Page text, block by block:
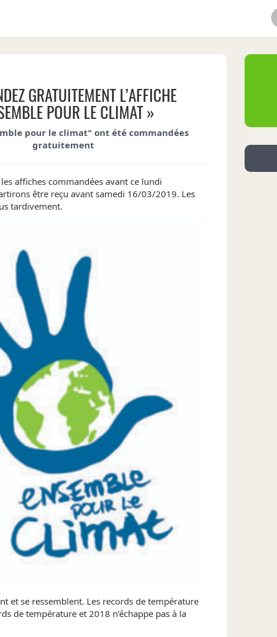
GRATUITEMENT L’AFFICHE
POUR LE CLIMAT »
pour le climat" ont été commandées
gratuitement
affiches commandées avant ce lundi
être reçu avant samedi 16/03/2019. Les
tardivement.
et se ressemblent. Les records de température
de température et 2018 n’échappe pas à la